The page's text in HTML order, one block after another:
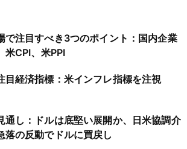
で注目すべき3つのポイント：国内企業
米CPI、米PPI
目経済指標：米インフレ指標を注視
通し：ドルは底堅い展開か、日米協調介
落の反動でドルに買戻し